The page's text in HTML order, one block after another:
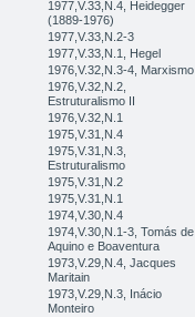
1977,V.33,N.4, Heidegger
(1889-1976)
1977,V.33,N.2-3
1977,V.33,N.1, Hegel
1976,V.32,N.3-4, Marxismo
1976,V.32,N.2,
Estruturalismo II
1976,V.32,N.1
1975,V.31,N.4
1975,V.31,N.3,
Estruturalismo
1975,V.31,N.2
1975,V.31,N.1
1974,V.30,N.4
1974,V.30,N.1-3, Tomás de
Aquino e Boaventura
1973,V.29,N.4, Jacques
Maritain
1973,V.29,N.3, Inácio
Monteiro